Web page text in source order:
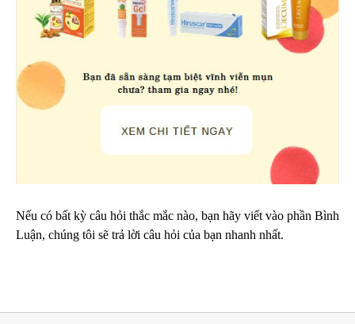
Nếu có bất kỳ câu hỏi thắc mắc nào, bạn hãy viết vào phần Bình
Luận, chúng tôi sẽ trả lời câu hỏi của bạn nhanh nhất.